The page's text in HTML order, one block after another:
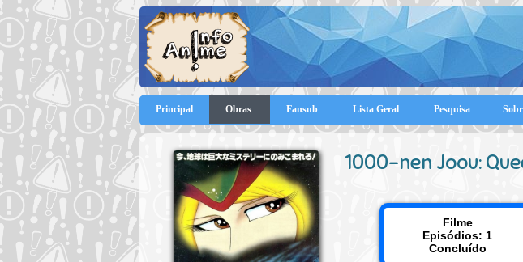
Principal Obras Fansub Lista Geral Pesquisa
1000-nen Joou:
Filme
Episódios: 1
Concluído